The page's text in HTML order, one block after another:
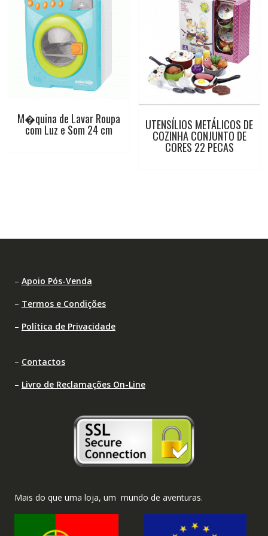
M�quina de Lavar Roupa
com Luz e Som 24 cm UTENSÍLIOS METÁLICOS DE
COZINHA CONJUNTO DE
CORES 22 PECAS
– Apoio Pós-Venda
– Termos e Condições
– Política de Privacidade
– Contactos
– Livro de Reclamações On-Line
Mais do que uma loja, um mundo de aventuras.